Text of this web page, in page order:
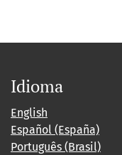
Idioma
English
Español (España)
Português (Brasil)